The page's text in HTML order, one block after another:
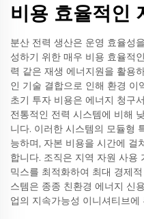
비용 효율적인
분산 전력 생산은 운영 효율성
성하기 위한 매우 비용 효율적
력 같은 재생 에너지원을 활용
인 기술 결합으로 인해 환경 이
초기 투자 비용은 에너지 청구
전통적인 전력 시스템에 비해
니다. 이러한 시스템의 모듈형
능하며, 자본 비용을 시간에 걸
합니다. 조직은 지역 자원 사용
믹스를 최적화하여 최대 경제
스템은 종종 친환경 에너지 신
업의 지속가능성 이니셔티브에